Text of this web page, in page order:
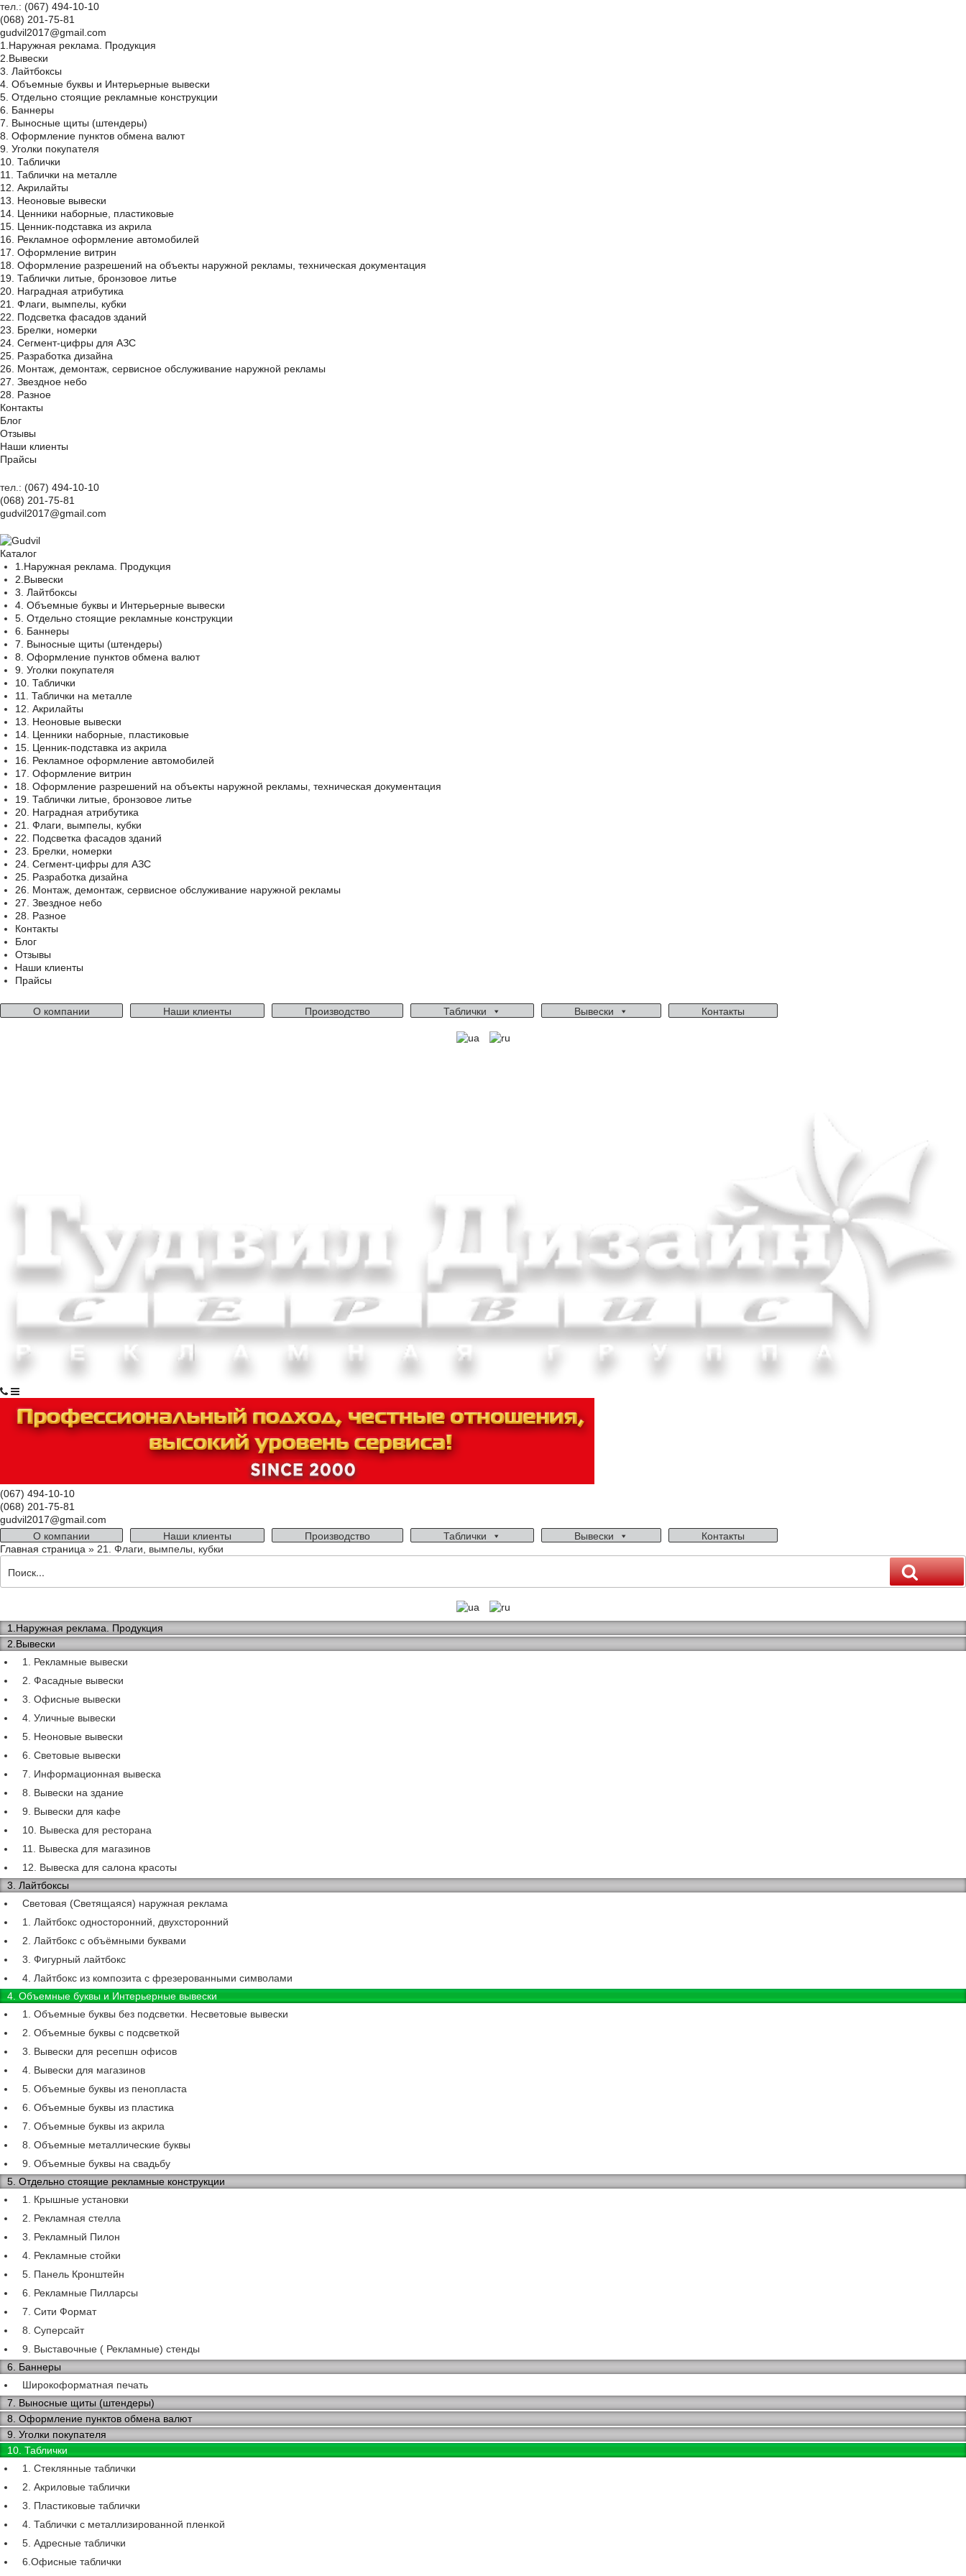
тел.: (067) 494-10-10
(068) 201-75-81
gudvil2017@gmail.com
1.Наружная реклама. Продукция
2.Вывески
3. Лайтбоксы
4. Объемные буквы и Интерьерные вывески
5. Отдельно стоящие рекламные конструкции
6. Баннеры
7. Выносные щиты (штендеры)
8. Оформление пунктов обмена валют
9. Уголки покупателя
10. Таблички
11. Таблички на металле
12. Акрилайты
13. Неоновые вывески
14. Ценники наборные, пластиковые
15. Ценник-подставка из акрила
16. Рекламное оформление автомобилей
17. Оформление витрин
18. Оформление разрешений на объекты наружной рекламы, техническая документация
19. Таблички литые, бронзовое литье
20. Наградная атрибутика
21. Флаги, вымпелы, кубки
22. Подсветка фасадов зданий
23. Брелки, номерки
24. Сегмент-цифры для АЗС
25. Разработка дизайна
26. Монтаж, демонтаж, сервисное обслуживание наружной рекламы
27. Звездное небо
28. Разное
Контакты
Блог
Отзывы
Наши клиенты
Прайсы
тел.: (067) 494-10-10
(068) 201-75-81
gudvil2017@gmail.com
Каталог
1.Наружная реклама. Продукция
2.Вывески
3. Лайтбоксы
4. Объемные буквы и Интерьерные вывески
5. Отдельно стоящие рекламные конструкции
6. Баннеры
7. Выносные щиты (штендеры)
8. Оформление пунктов обмена валют
9. Уголки покупателя
10. Таблички
11. Таблички на металле
12. Акрилайты
13. Неоновые вывески
14. Ценники наборные, пластиковые
15. Ценник-подставка из акрила
16. Рекламное оформление автомобилей
17. Оформление витрин
18. Оформление разрешений на объекты наружной рекламы, техническая документация
19. Таблички литые, бронзовое литье
20. Наградная атрибутика
21. Флаги, вымпелы, кубки
22. Подсветка фасадов зданий
23. Брелки, номерки
24. Сегмент-цифры для АЗС
25. Разработка дизайна
26. Монтаж, демонтаж, сервисное обслуживание наружной рекламы
27. Звездное небо
28. Разное
Контакты
Блог
Отзывы
Наши клиенты
Прайсы
О компании Наши клиенты Производство Таблички Вывески Контакты
(067) 494-10-10
(068) 201-75-81
gudvil2017@gmail.com
О компании
Наши клиенты Производство Таблички Вывески
Контакты
Главная страница » 21. Флаги, вымпелы, кубки
Поиск
1.Наружная реклама. Продукция
2.Вывески
1. Рекламные вывески
2. Фасадные вывески
3. Офисные вывески
4. Уличные вывески
5. Неоновые вывески
6. Световые вывески
7. Информационная вывеска
8. Вывески на здание
9. Вывески для кафе
10. Вывеска для ресторана
11. Вывеска для магазинов
12. Вывеска для салона красоты
3. Лайтбоксы
Световая (Светящаяся) наружная реклама
1. Лайтбокс односторонний, двухсторонний
2. Лайтбокс с объёмными буквами
3. Фигурный лайтбокс
4. Лайтбокс из композита с фрезерованными символами
4. Объемные буквы и Интерьерные вывески
1. Объемные буквы без подсветки. Несветовые вывески
2. Объемные буквы с подсветкой
3. Вывески для ресепшн офисов
4. Вывески для магазинов
5. Объемные буквы из пенопласта
6. Объемные буквы из пластика
7. Объемные буквы из акрила
8. Объемные металлические буквы
9. Объемные буквы на свадьбу
5. Отдельно стоящие рекламные конструкции
1. Крышные установки
2. Рекламная стелла
3. Рекламный Пилон
4. Рекламные стойки
5. Панель Кронштейн
6. Рекламные Пилларсы
7. Сити Формат
8. Суперсайт
9. Выставочные ( Рекламные) стенды
6. Баннеры
Широкоформатная печать
7. Выносные щиты (штендеры)
8. Оформление пунктов обмена валют
9. Уголки покупателя
10. Таблички
1. Стеклянные таблички
2. Акриловые таблички
3. Пластиковые таблички
4. Таблички с металлизированной пленкой
5. Адресные таблички
6.Офисные таблички